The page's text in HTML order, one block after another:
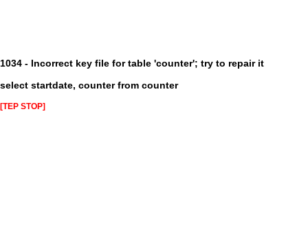
1034 - Incorrect key file for table 'counter'; try to repair it
select startdate, counter from counter
[TEP STOP]